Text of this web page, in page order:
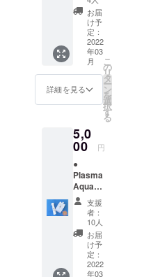
た、全く新
しい安心安
全な除菌剤
の開発に成
功したの
で、この除
菌剤を知っ
ため、製品
化して皆さ
んの元へ届
けるため
に、クラウ
ドファン
ディングと
いうプロ
ジェクトを
発足致しま
プレー
ボトル
(空き容
350ml)
×1本
お届
け予
定：
2022
年03
月
詳細を見る
こ
の
リ
タ
ー
ン
を
選
択
す
る
5,0
00 円
●
Plasma
Aqua(1
000ml)
×2個 ●
専用ス
プレー
ボトル
(空き容
支援
者：
10人
お届
け予
定：
2022
年03